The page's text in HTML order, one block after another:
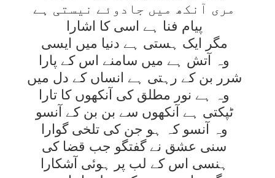
مری آنکھ ميں جادوئے نيستی ہے
پيام فنا ہے اسی کا اشارا
مگر ايک ہستی ہے دنيا ميں ايسی
وہ آتش ہے ميں سامنے اس کے پارا
شرر بن کے رہتی ہے انساں کے دل ميں
وہ ہے نور مطلق کی آنکھوں کا تارا
ٹپکتی ہے آنکھوں سے بن بن کے آنسو
وہ آنسو کہ ہو جن کی تلخی گوارا
سنی عشق نے گفتگو جب قضا کی
ہنسی اس کے لب پر ہوئی آشکارا